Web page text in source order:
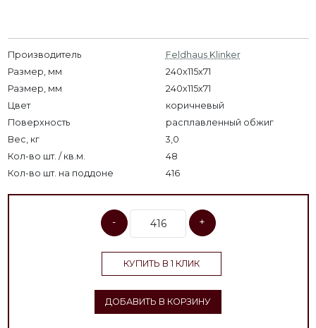
Производитель
Feldhaus Klinker
Размер, мм
240x115x71
Размер, мм
240х115х71
Цвет
коричневый
Поверхность
расплавленный обжиг
Вес, кг
3,0
Кол-во шт. / кв.м.
48
Кол-во шт. на поддоне
416
- +
КУПИТЬ В 1 КЛИК
ДОБАВИТЬ В КОРЗИНУ